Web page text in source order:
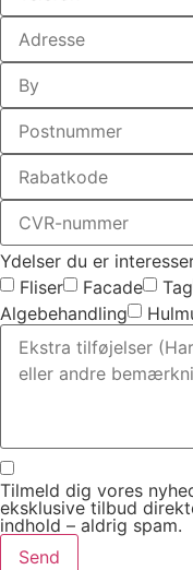
Ydelser du er
Fliser
Facade Tag
Algebehandling
Tilmeld dig vores
eksklusive tilbud
indhold – aldrig spam.
Send